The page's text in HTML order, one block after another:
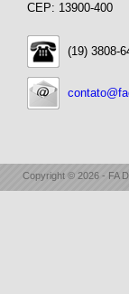
CEP: 13900-400
(19) 3808-
Copyright © 2026 - FA